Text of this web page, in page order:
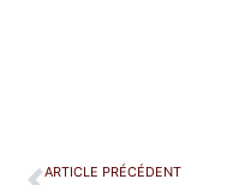
ARTICLE PRÉCÉDENT